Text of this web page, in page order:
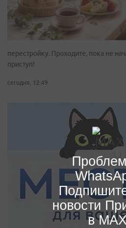
перестройку. Проходите, пока не
приступ!
сегодня, 12:49
новости
в